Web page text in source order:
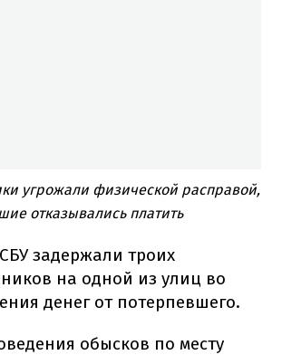
угрожали физической расправой,
отказывались платить
задержали троих
на одной из улиц во
денег от потерпевшего.
обысков по месту